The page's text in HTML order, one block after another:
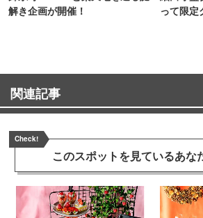
解き企画が開催！
って限定
関連記事
Check!
このスポットを見ているあな